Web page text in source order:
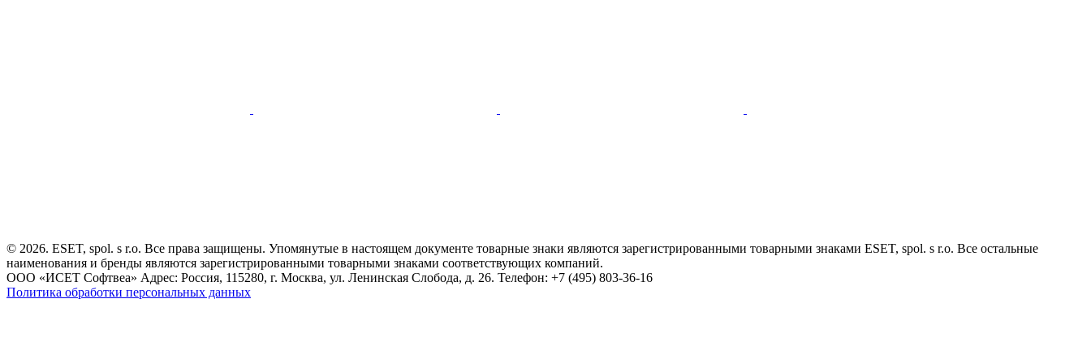
© 2026. ESET, spol. s r.o. Все права защищены. Упомянутые в настоящем документе товарные знаки являются зарегистрированными товарными знаками ESET, spol. s r.o. Все остальные
наименования и бренды являются зарегистрированными товарными знаками соответствующих компаний.
ООО «ИСЕТ Софтвеа» Адрес: Россия, 115280, г. Москва, ул. Ленинская Слобода, д. 26. Телефон: +7 (495) 803-36-16
Политика обработки персональных данных